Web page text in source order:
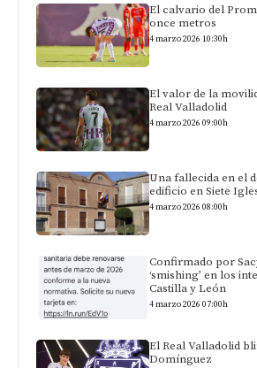
El calvario del
once metros
4 marzo 2026 10:30h
El valor de la
Real Valladolid
4 marzo 2026 09:00h
Una fallecida en el
edificio en Siete
4 marzo 2026 08:00h
Confirmado por
‘smishing’ en los
Castilla y León
4 marzo 2026 07:00h
El Real Valladolid
Domínguez